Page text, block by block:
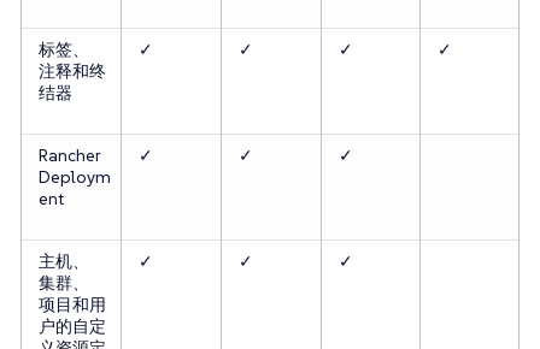
标签、
注释和终
结器
✓ ✓ ✓ ✓
Rancher
Deploym
ent
✓ ✓ ✓
主机、
集群、
项目和用
户的自定
✓ ✓ ✓